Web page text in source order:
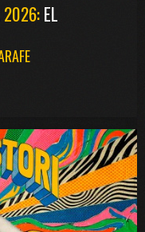
2026:EL